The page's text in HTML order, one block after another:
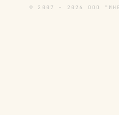
© 2007 - 2026 ООО